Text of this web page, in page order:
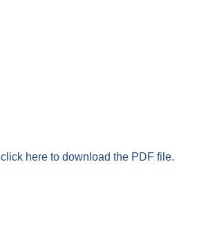
click here to download the PDF file.